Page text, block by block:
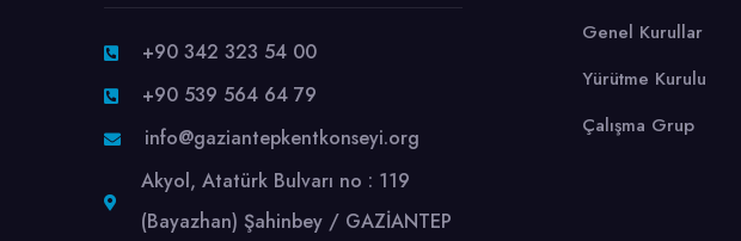
+90 342 323 54 00
+90 539 564 64 79
info@gaziantepkentkonseyi.org
Akyol, Atatürk Bulvarı no : 119
(Bayazhan) Şahinbey / GAZİANTEP
Genel Kurullar
Yürütme Kurulu
Çalışma Grup